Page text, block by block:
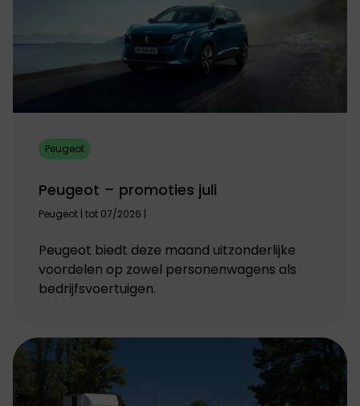
Peugeot
Peugeot – promoties juli
Peugeot | tot 07/2026 |
Peugeot biedt deze maand uitzonderlijke
voordelen op zowel personenwagens als
bedrijfsvoertuigen.